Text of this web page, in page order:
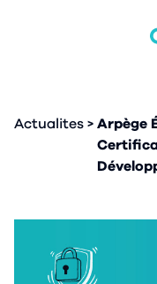
Actualites
Arpège